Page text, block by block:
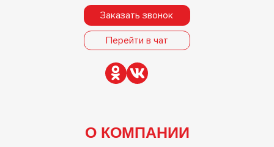
Заказать звонок
Перейти в чат
О КОМПАНИИ